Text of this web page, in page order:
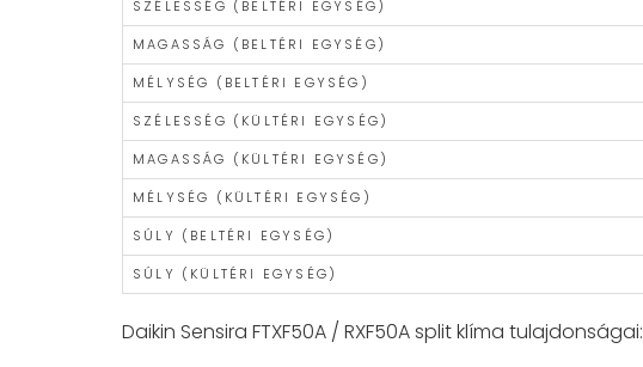
SZÉLESSÉG (BELTÉRI EGYSÉG)
MAGASSÁG (BELTÉRI EGYSÉG)
MÉLYSÉG (BELTÉRI EGYSÉG)
SZÉLESSÉG (KÜLTÉRI EGYSÉG)
MAGASSÁG (KÜLTÉRI EGYSÉG)
MÉLYSÉG (KÜLTÉRI EGYSÉG)
SÚLY (BELTÉRI EGYSÉG)
SÚLY (KÜLTÉRI EGYSÉG)
Daikin Sensira FTXF50A / RXF50A split klíma tulajdonságai: